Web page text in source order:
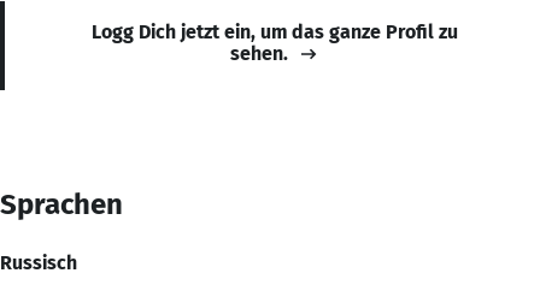
Logg Dich jetzt ein, um das ganze Profil zu
sehen.
Sprachen
Russisch